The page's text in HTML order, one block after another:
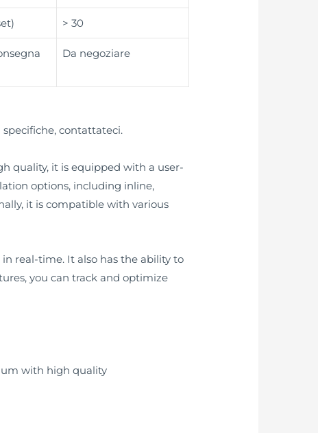
> 30
Da negoziare
contattateci.
quality, it is equipped with a user-
options, including inline,
it is compatible with various
real-time. It also has the ability to
you can track and optimize